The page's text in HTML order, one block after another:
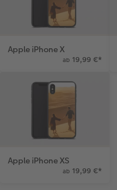
Apple iPhone X
ab 19,99 €*
Apple iPhone XS
ab 19,99 €*